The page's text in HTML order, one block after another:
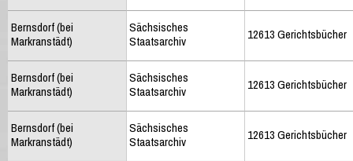
Bernsdorf (bei
Markranstädt)
Sächsisches
Staatsarchiv
12613 Gerichtsbücher
Bernsdorf (bei
Markranstädt)
Sächsisches
Staatsarchiv
12613 Gerichtsbücher
Bernsdorf (bei
Markranstädt)
Sächsisches
Staatsarchiv
12613 Gerichtsbücher